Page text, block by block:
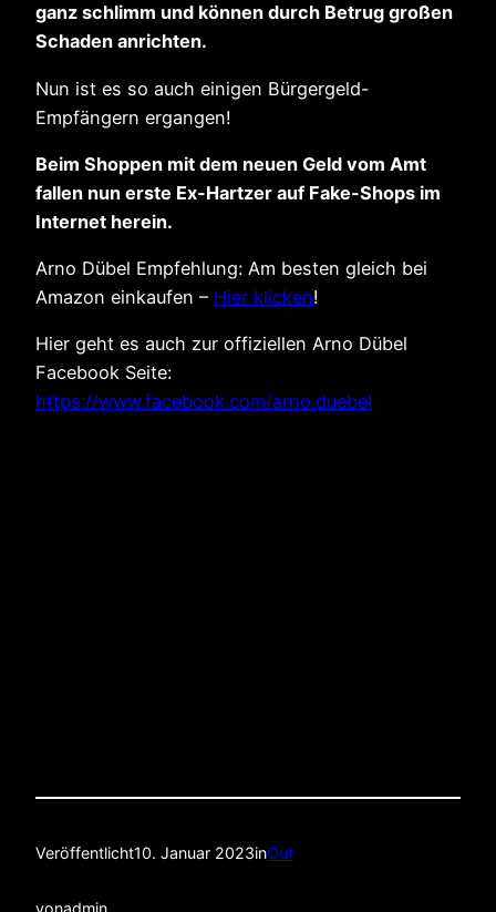
ganz schlimm und können durch Betrug großen
Schaden anrichten.
Nun ist es so auch einigen Bürgergeld-
Empfängern ergangen!
Beim Shoppen mit dem neuen Geld vom Amt
fallen nun erste Ex-Hartzer auf Fake-Shops im
Internet herein.
Arno Dübel Empfehlung: Am besten gleich bei
Amazon einkaufen – Hier klicken!
Hier geht es auch zur offiziellen Arno Dübel
Facebook Seite:
https://www.facebook.com/arno.duebel
Veröffentlicht10. Januar 2023inOut